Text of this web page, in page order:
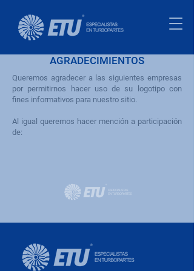
AGRADECIMIENTOS
Queremos agradecer a las siguientes empresas
por permitirnos hacer uso de su logotipo con
fines informativos para nuestro sitio.
Al igual queremos hacer mención a participación
de: